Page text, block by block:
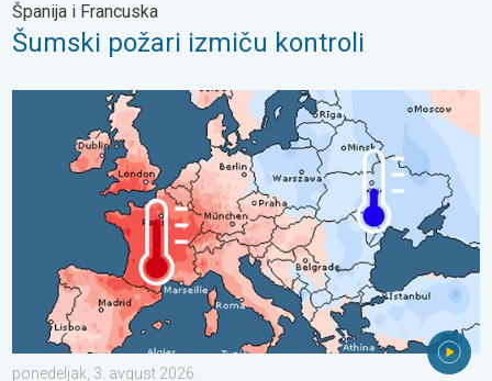
Španija i Francuska
Šumski požari izmiču kontroli
Izražen vremenski kontrast u julu. Podeljeno vreme u Evropi.
ponedeljak, 3. avgust 2026.